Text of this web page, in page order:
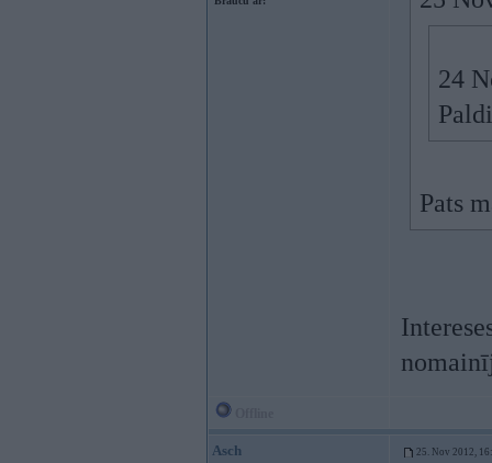
24
Pats
Asch 25. Nov 2012,